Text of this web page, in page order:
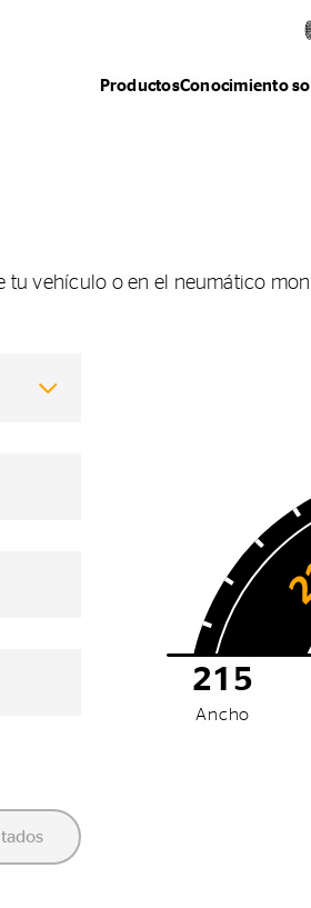
ProductosConocimiento
vehículo o en el neumático
215
Ancho